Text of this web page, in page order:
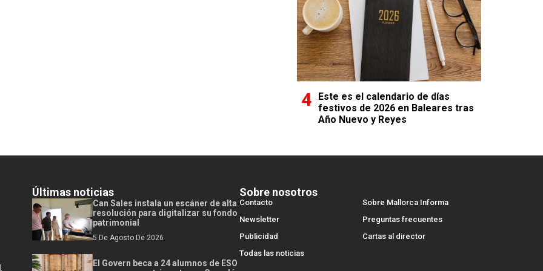
Este es el calendario de días
festivos de 2026 en Baleares tras
Año Nuevo y Reyes
Últimas noticias
Can Sales instala un escáner de alta
resolución para digitalizar su fondo
patrimonial
5 De Agosto De 2026
El Govern beca a 24 alumnos de ESO
Sobre nosotros
Contacto
Sobre Mallorca Informa
Newsletter
Preguntas frecuentes
Publicidad
Cartas al director
Todas las noticias